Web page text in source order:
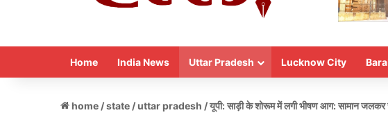
Home India News Uttar Pradesh Lucknow City
home /state /uttar pradesh /यूपी: साड़ी के शोरूम में लगी भीषण आग: सामान